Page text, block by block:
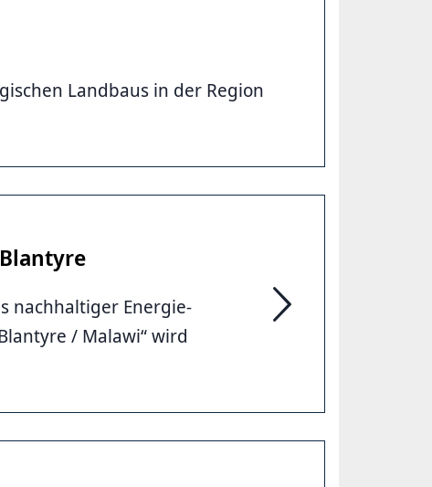
Landbaus in der Region
nachhaltiger Energie-
/ Malawi“ wird